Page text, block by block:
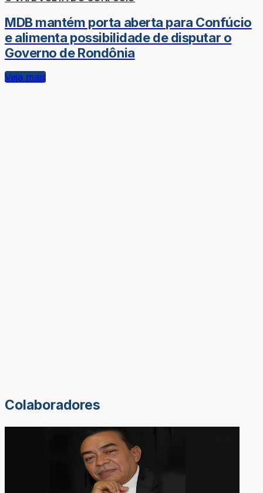
MDB mantém porta aberta para Confúcio
e alimenta possibilidade de disputar o
Governo de Rondônia
Veja mais
Colaboradores